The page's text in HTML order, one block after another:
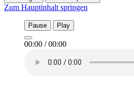
Zum Hauptinhalt springen
Pause Play
00:00 /00:00